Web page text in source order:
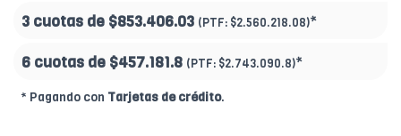
3 cuotas de $853.406.03 (PTF: $2.560.218.08)*
6 cuotas de $457.181.8 (PTF: $2.743.090.8)*
* Pagando con Tarjetas de crédito.